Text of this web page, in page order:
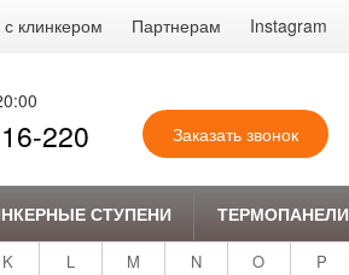
клинкером Партнерам Instagram
220 Заказать звонок
СТУПЕНИ ТЕРМОПАНЕЛИ
K L M N O P